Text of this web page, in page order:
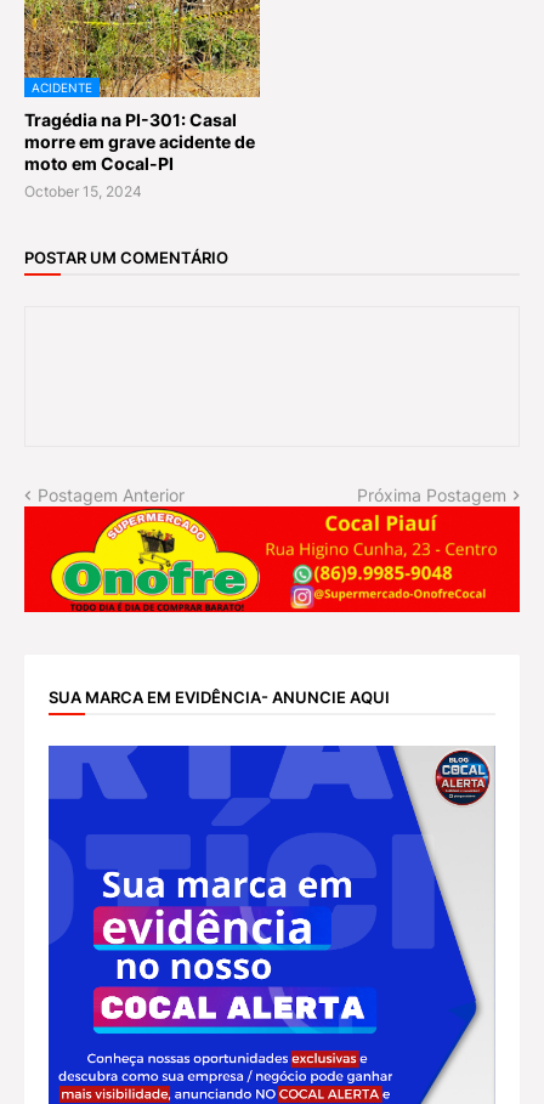
ACIDENTE
Tragédia na PI-301: Casal
morre em grave acidente de
moto em Cocal-PI
October 15, 2024
POSTAR UM COMENTÁRIO
Postagem Anterior Próxima Postagem
SUA MARCA EM EVIDÊNCIA- ANUNCIE AQUI